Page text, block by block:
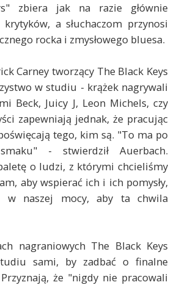
zbiera jak na razie głównie
a słuchaczom przynosi
rocka i zmysłowego bluesa.
Carney tworzący The Black Keys
w studiu - krążek nagrywali
Beck, Juicy J, Leon Michels, czy
zapewniają jednak, że pracując
tego, kim są. "To ma po
- stwierdził Auerbach.
o ludzi, z którymi chcieliśmy
aby wspierać ich i ich pomysły,
w naszej mocy, aby ta chwila
nagraniowych The Black Keys
sami, by zadbać o finalne
że "nigdy nie pracowali